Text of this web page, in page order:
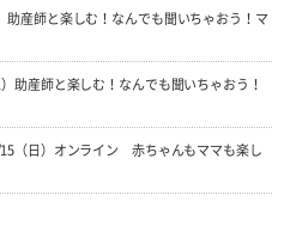
助産師と楽しむ！なんでも聞いちゃおう！マ
助産師と楽しむ！なんでも聞いちゃおう！
15（日）オンライン 赤ちゃんもママも楽し